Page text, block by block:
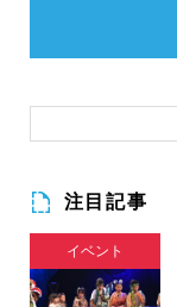
注目記事
イベント